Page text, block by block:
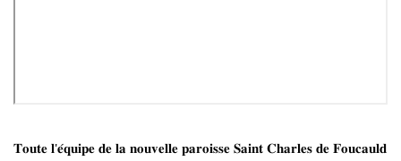
𝐓𝐨𝐮𝐭𝐞 𝐥'𝐞́𝐪𝐮𝐢𝐩𝐞 𝐝𝐞 𝐥𝐚 𝐧𝐨𝐮𝐯𝐞𝐥𝐥𝐞 𝐩𝐚𝐫𝐨𝐢𝐬𝐬𝐞 𝐒𝐚𝐢𝐧𝐭 𝐂𝐡𝐚𝐫𝐥𝐞𝐬 𝐝𝐞 𝐅𝐨𝐮𝐜𝐚𝐮𝐥𝐝